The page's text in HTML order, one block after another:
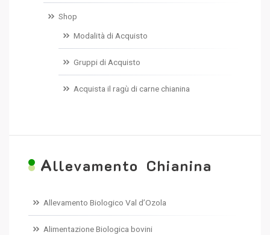
Shop
Modalità di Acquisto
Gruppi di Acquisto
Acquista il ragù di carne chianina
Allevamento Chianina
Allevamento Biologico Val d’Ozola
Alimentazione Biologica bovini